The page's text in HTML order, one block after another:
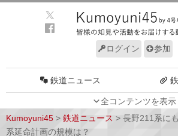
ログイン 参加
全コンテンツを表示
鉄道ニュース
車両技術
Kumoyuni45 > 鉄道ニュース > 長野211系に
系延命計画の規模は？